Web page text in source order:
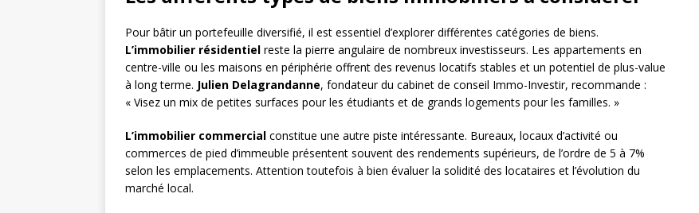
Pour bâtir un portefeuille diversifié, il est essentiel d’explorer différentes catégories de biens.
L’immobilier résidentiel reste la pierre angulaire de nombreux investisseurs. Les appartements en
centre-ville ou les maisons en périphérie offrent des revenus locatifs stables et un potentiel de plus-value
à long terme. Julien Delagrandanne, fondateur du cabinet de conseil Immo-Investir, recommande :
« Visez un mix de petites surfaces pour les étudiants et de grands logements pour les familles. »
L’immobilier commercial constitue une autre piste intéressante. Bureaux, locaux d’activité ou
commerces de pied d’immeuble présentent souvent des rendements supérieurs, de l’ordre de 5 à 7%
selon les emplacements. Attention toutefois à bien évaluer la solidité des locataires et l’évolution du
marché local.